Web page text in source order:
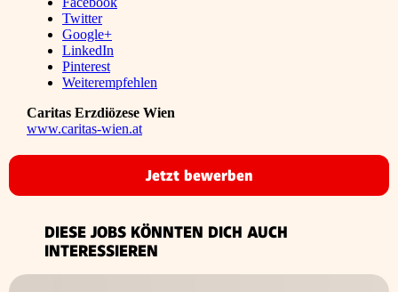
Twitter
Google+
LinkedIn
Pinterest
Weiterempfehlen
Caritas Erzdiözese Wien
www.caritas-wien.at
Jetzt bewerben
DIESE JOBS KÖNNTEN DICH AUCH
INTERESSIEREN